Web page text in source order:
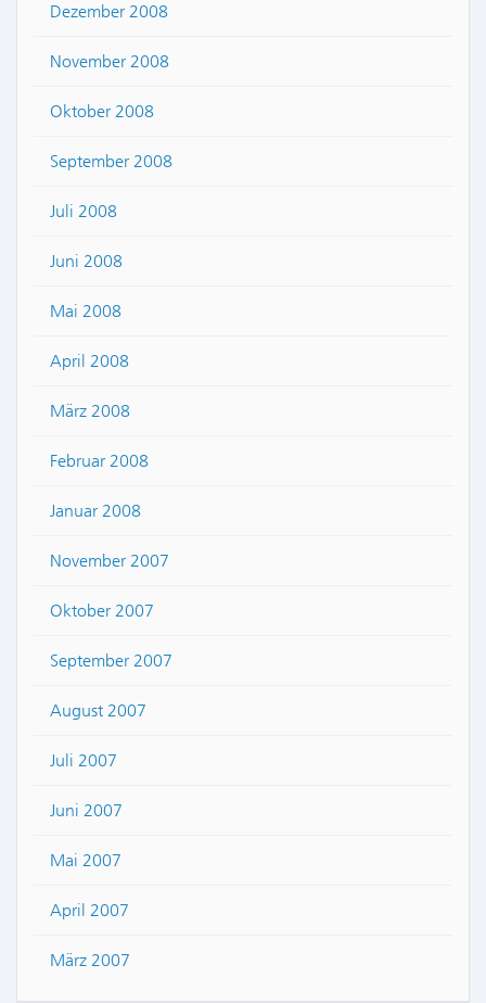
Dezember 2008
November 2008
Oktober 2008
September 2008
Juli 2008
Juni 2008
Mai 2008
April 2008
März 2008
Februar 2008
Januar 2008
November 2007
Oktober 2007
September 2007
August 2007
Juli 2007
Juni 2007
Mai 2007
April 2007
März 2007